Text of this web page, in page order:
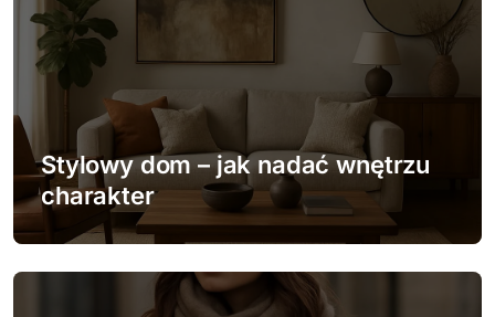
w
p
i
s
u
Stylowy dom – jak nadać wnętrzu
charakter